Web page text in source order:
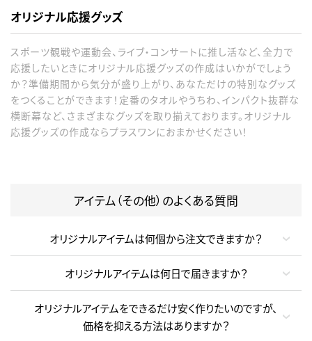
オリジナル応援グッズ
スポーツ観戦や運動会、ライブ・コンサートに推し活など、全力で
応援したいときにオリジナル応援グッズの作成はいかがでしょう
か？準備期間から気分が盛り上がり、あなただけの特別なグッズ
をつくることができます！定番のタオルやうちわ、インパクト抜群な
横断幕など、さまざまなグッズを取り揃えております。オリジナル
応援グッズの作成ならプラスワンにおまかせください！
アイテム（その他）のよくある質問
オリジナルアイテムは何個から注文できますか？
オリジナルアイテムは何日で届きますか？
オリジナルアイテムをできるだけ安く作りたいのですが、
価格を抑える方法はありますか？